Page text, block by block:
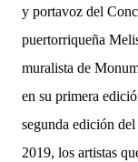
y portavoz del
puertorriqueña
muralista de
en su primera
segunda edición
2019, los artistas